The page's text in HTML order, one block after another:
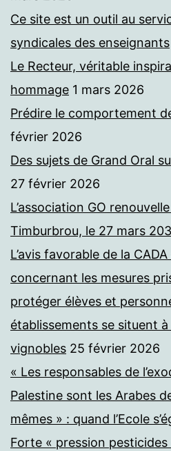
Ce site est un outil au
syndicales des enseignants
Le Recteur, véritable
hommage 1 mars 2026
Prédire le comportement
février 2026
Des sujets de Grand Oral
27 février 2026
L’association GO
Timburbrou, le 27 mars
L’avis favorable de la
concernant les mesures
protéger élèves et
établissements se situent
vignobles 25 février 2026
« Les responsables de
Palestine sont les Arabes
mêmes » : quand l’Ecole
Forte « pression